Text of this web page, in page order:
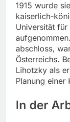
1915 wurde
kaiserlich-
Universität für
abschloss,
Österreichs.
Lihotzky als
Planung einer
In der